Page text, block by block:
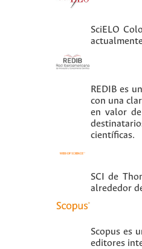
SciELO
REDIB es
con una
en valor
científicas.
SCI de
alrededor
Scopus es
editores